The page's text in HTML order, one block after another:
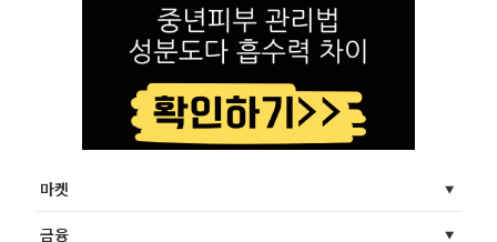
마켓
금융